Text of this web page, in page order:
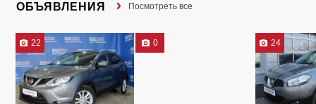
ОБЪЯВЛЕНИЯ Посмотреть все
22 0 24